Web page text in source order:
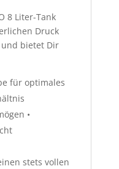
8 Liter-Tank
Druck
und bietet Dir
für optimales
•
stets vollen